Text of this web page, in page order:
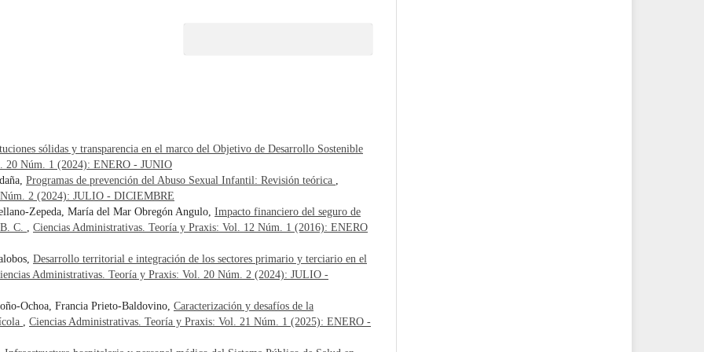
sólidas y transparencia en el marco del Objetivo de Desarrollo Sostenible
20 Núm. 1 (2024): ENERO - JUNIO
Programas de prevención del Abuso Sexual Infantil: Revisión teórica ,
2 (2024): JULIO - DICIEMBRE
Zepeda, María del Mar Obregón Angulo, Impacto financiero del seguro de
C. , Ciencias Administrativas. Teoría y Praxis: Vol. 12 Núm. 1 (2016): ENERO
Desarrollo territorial e integración de los sectores primario y terciario en el
Administrativas. Teoría y Praxis: Vol. 20 Núm. 2 (2024): JULIO -
Ochoa, Francia Prieto-Baldovino, Caracterización y desafíos de la
, Ciencias Administrativas. Teoría y Praxis: Vol. 21 Núm. 1 (2025): ENERO -